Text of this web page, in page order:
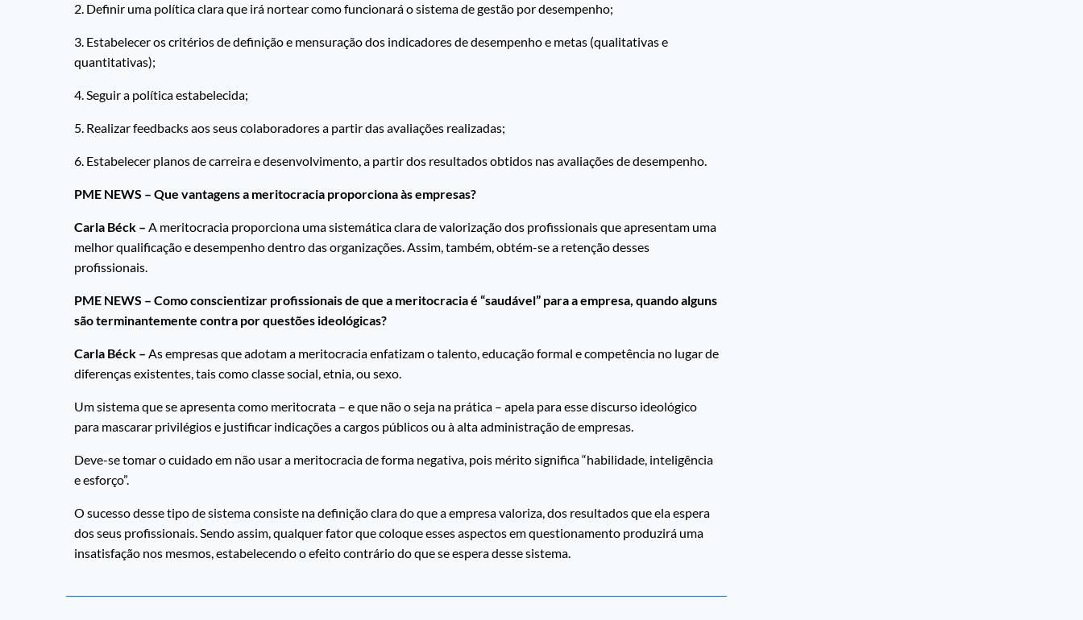
2. Definir uma política clara que irá nortear como funcionará o sistema de gestão por desempenho;
3. Estabelecer os critérios de definição e mensuração dos indicadores de desempenho e metas (qualitativas e
quantitativas);
4. Seguir a política estabelecida;
5. Realizar feedbacks aos seus colaboradores a partir das avaliações realizadas;
6. Estabelecer planos de carreira e desenvolvimento, a partir dos resultados obtidos nas avaliações de desempenho.
PME NEWS – Que vantagens a meritocracia proporciona às empresas?
Carla Béck – A meritocracia proporciona uma sistemática clara de valorização dos profissionais que apresentam uma
melhor qualificação e desempenho dentro das organizações. Assim, também, obtém-se a retenção desses
profissionais.
PME NEWS – Como conscientizar profissionais de que a meritocracia é “saudável” para a empresa, quando alguns
são terminantemente contra por questões ideológicas?
Carla Béck – As empresas que adotam a meritocracia enfatizam o talento, educação formal e competência no lugar de
diferenças existentes, tais como classe social, etnia, ou sexo.
Um sistema que se apresenta como meritocrata – e que não o seja na prática – apela para esse discurso ideológico
para mascarar privilégios e justificar indicações a cargos públicos ou à alta administração de empresas.
Deve-se tomar o cuidado em não usar a meritocracia de forma negativa, pois mérito significa “habilidade, inteligência
e esforço”.
O sucesso desse tipo de sistema consiste na definição clara do que a empresa valoriza, dos resultados que ela espera
dos seus profissionais. Sendo assim, qualquer fator que coloque esses aspectos em questionamento produzirá uma
insatisfação nos mesmos, estabelecendo o efeito contrário do que se espera desse sistema.